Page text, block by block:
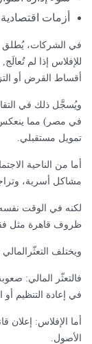
أزمات
في الشركات، يُطلق
للإفلاس إذا لم
أقساط القرض أو التزاماته
في مصر) مما
تمويل مستقبلي.
أما من الناحية
مشاكل أسرية،
لكنه في الوقت
ظروف قاهرة مثل
ويختلف
فالتعثّر المالي:
في إعادة التنظيم أو
أما الإفلاس: إعلان
الأصول.